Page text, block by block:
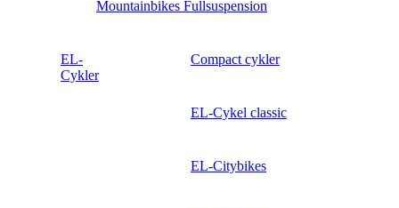
Mountainbikes Fullsuspension
EL-
Cykler
Compact cykler
EL-Cykel classic
EL-Citybikes